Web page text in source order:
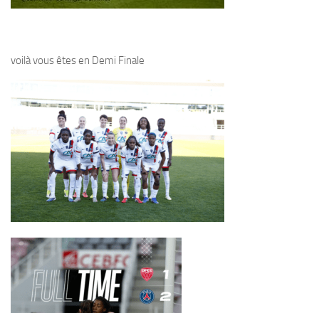
voilà vous êtes en Demi Finale